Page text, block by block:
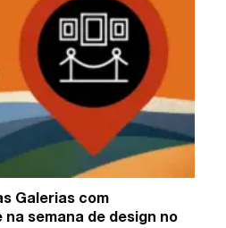
Galerias com
semana de design no